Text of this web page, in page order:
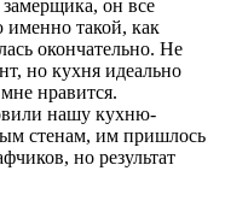
он все
именно такой, как
окончательно. Не
но кухня идеально
нравится.
нашу кухню-
стенам, им пришлось
но результат